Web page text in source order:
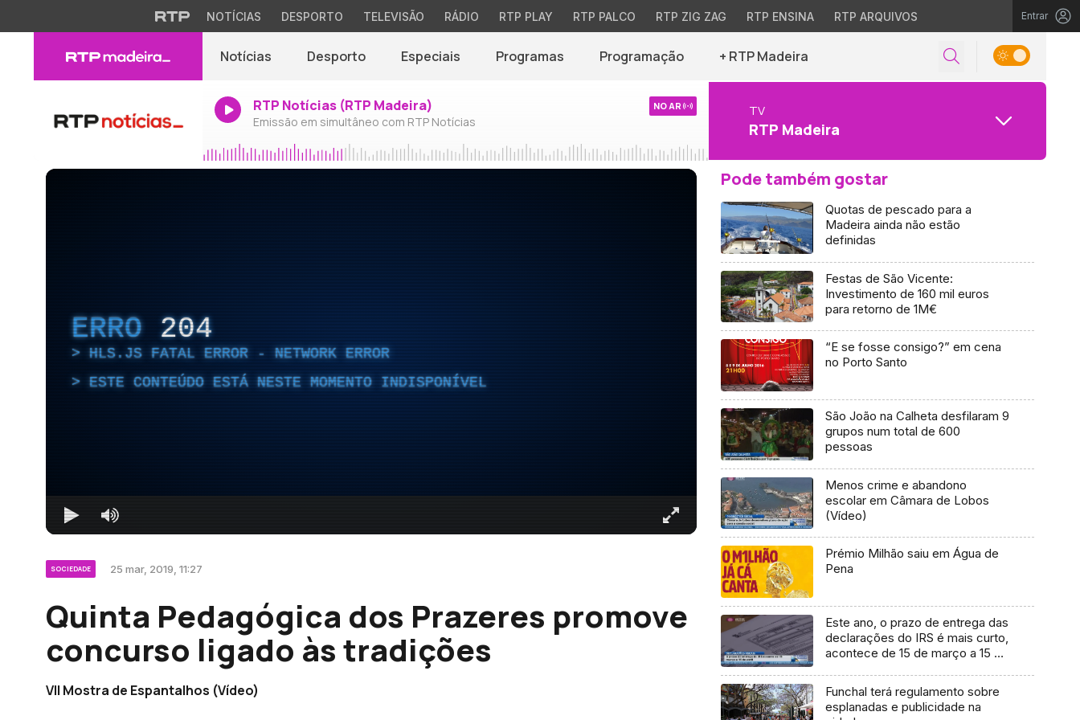
NOTÍCIAS DESPORTO TELEVISÃO RÁDIO RTP PLAY RTP PALCO RTP ZIG ZAG RTP ENSINA RTP ARQUIVOS Entrar
Notícias Desporto Especiais Programas Programação + RTP Madeira
RTP Notícias (RTP Madeira)
Emissão em simultâneo com RTP Notícias
NO AR TV
RTP Madeira
ERRO 204
HLS.JS FATAL ERROR - NETWORK ERROR
ESTE CONTEÚDO ESTÁ NESTE MOMENTO INDISPONÍVEL
SOCIEDADE 25 mar, 2019, 11:27
Quinta Pedagógica dos Prazeres promove
concurso ligado às tradições
VII Mostra de Espantalhos (Vídeo)
Pode também gostar
Quotas de pescado para a
Madeira ainda não estão
definidas
Festas de São Vicente:
Investimento de 160 mil euros
para retorno de 1M€
“E se fosse consigo?” em cena
no Porto Santo
São João na Calheta desfilaram 9
grupos num total de 600
pessoas
Menos crime e abandono
escolar em Câmara de Lobos
(Vídeo)
Prémio Milhão saiu em Água de
Pena
Este ano, o prazo de entrega das
declarações do IRS é mais curto,
acontece de 15 de março a 15 de
Funchal terá regulamento sobre
esplanadas e publicidade na